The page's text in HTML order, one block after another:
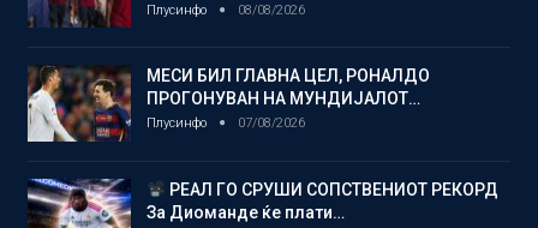
Плусинфо 08/08/2026
МЕСИ БИЛ ГЛАВНА ЦЕЛ, РОНАЛДО
ПРОГОНУВАН НА МУНДИЈАЛОТ…
Плусинфо 07/08/2026
РЕАЛ ГО СРУШИ СОПСТВЕНИОТ РЕКОРД
За Диоманде ќе плати…